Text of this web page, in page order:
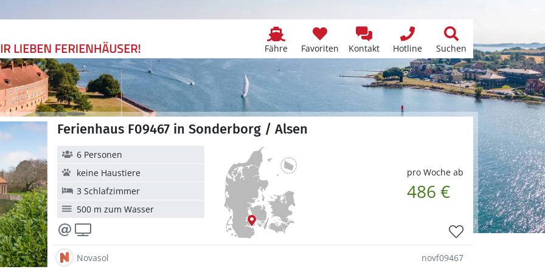
Fähre Favoriten Kontakt Hotline Suchen
Ferienhaus F09467 in Sonderborg / Alsen
pro Woche ab
486 €
6 Personen
keine Haustiere
3 Schlafzimmer
500 m zum Wasser
Novasol novf09467